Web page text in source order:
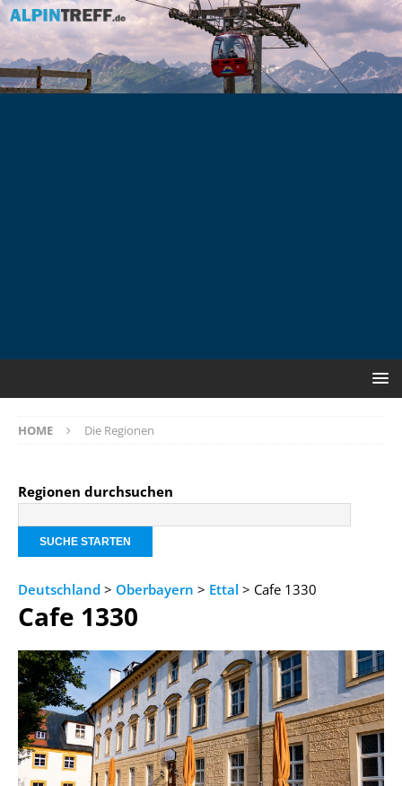
HOME Die Regionen
Regionen durchsuchen
Deutschland > Oberbayern > Ettal > Cafe 1330
Cafe 1330